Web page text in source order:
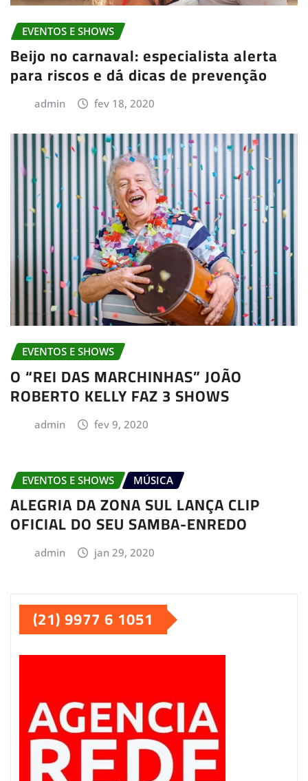
EVENTOS E SHOWS
Beijo no carnaval: especialista alerta
para riscos e dá dicas de prevenção
admin fev 18, 2020
EVENTOS E SHOWS
O “REI DAS MARCHINHAS” JOÃO
ROBERTO KELLY FAZ 3 SHOWS
admin fev 9, 2020
EVENTOS E SHOWS MÚSICA
ALEGRIA DA ZONA SUL LANÇA CLIP
OFICIAL DO SEU SAMBA-ENREDO
admin jan 29, 2020
(21) 9977 6 1051